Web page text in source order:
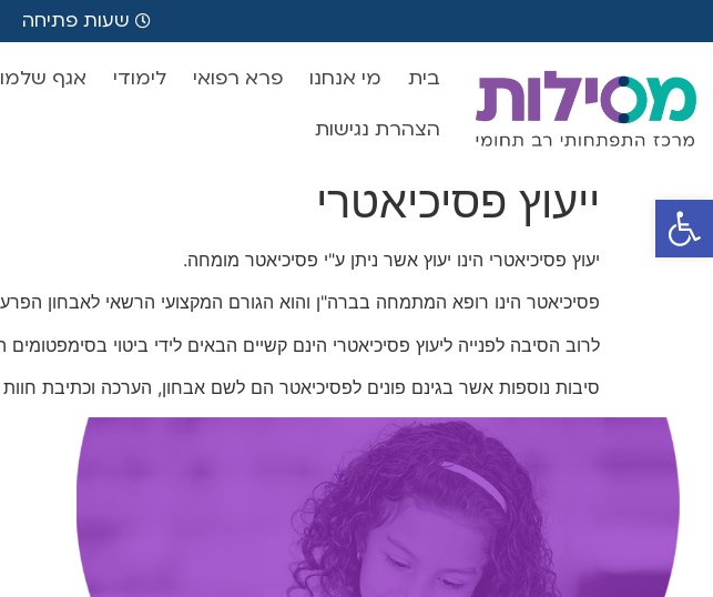
פתח סרגל נגישות
שעות פתיחה
בית מי אנחנו פרא רפואי לימודי אגף
הצהרת נגישות
ייעוץ פסיכיאטרי
יעוץ פסיכיאטרי הינו יעוץ אשר ניתן ע"י פסיכיאטר מומחה.
פסיכיאטר הינו רופא המתמחה בברה"ן והוא הגורם המקצועי הרשאי לאבחון
לרוב הסיבה לפנייה ליעוץ פסיכיאטרי הינם קשיים הבאים לידי ביטוי
סיבות נוספות אשר בגינם פונים לפסיכיאטר הם לשם אבחון, הערכה וכתיבת